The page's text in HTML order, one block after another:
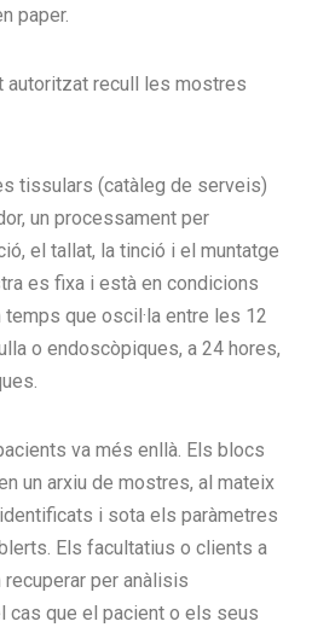
paper.
autoritzat recull les mostres
tissulars (catàleg de serveis)
un processament per
el tallat, la tinció i el muntatge
es fixa i està en condicions
temps que oscil·la entre les 12
o endoscòpiques, a 24 hores,
va més enllà. Els blocs
un arxiu de mostres, al mateix
i sota els paràmetres
Els facultatius o clients a
per anàlisis
cas que el pacient o els seus